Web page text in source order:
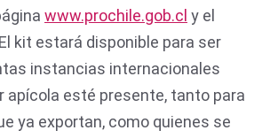
www.prochile.gob.cl y el
kit estará disponible para ser
instancias internacionales
apícola esté presente, tanto para
ya exportan, como quienes se